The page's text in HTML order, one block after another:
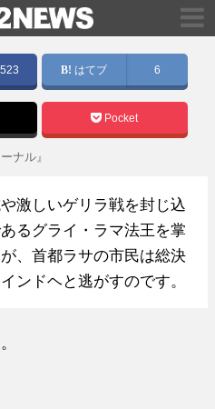
はてブ 6
Pocket
ナル』
激しいゲリラ戦を封じ込
るグライ・ラマ法王を掌
、首都ラサの市民は総決
ンドヘと逃がすのです。